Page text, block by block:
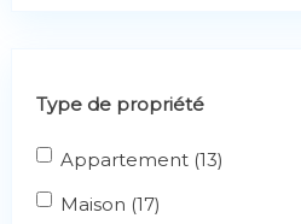
Type de propriété
Appartement (13)
Maison (17)